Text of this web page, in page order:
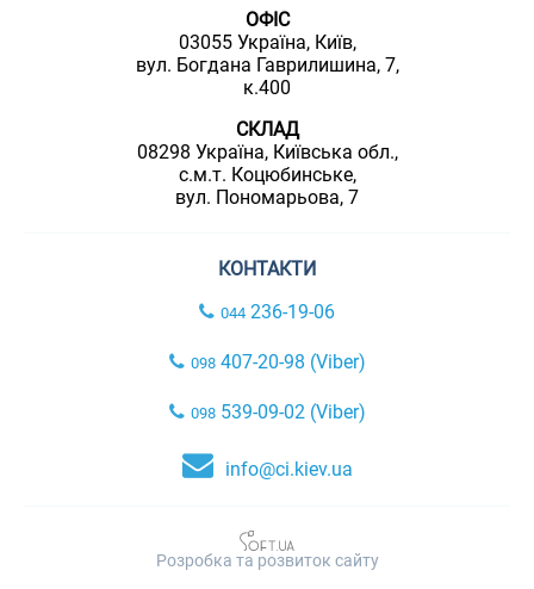
ОФІС
03055 Україна, Київ,
вул. Богдана Гаврилишина, 7,
к.400
СКЛАД
08298 Україна, Київська обл.,
с.м.т. Коцюбинське,
вул. Пономарьова, 7
КОНТАКТИ
044 236-19-06
098407-20-98 (Viber)
098539-09-02 (Viber)
info@ci.kiev.ua
Розробка та розвиток сайту